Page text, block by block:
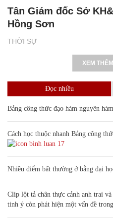
THỜI SỰ
Tân Giám đốc Sở
Hồng Sơn
XEM
Đọc nhiều
Bảng công thức đạo hàm nguyên
Cách học thuộc nhanh Bảng công
17
Nhiều điểm bất thường ở bằng đại
Clip lột tả chân thực cảnh anh trai
tinh ý còn phát hiện một vấn đề